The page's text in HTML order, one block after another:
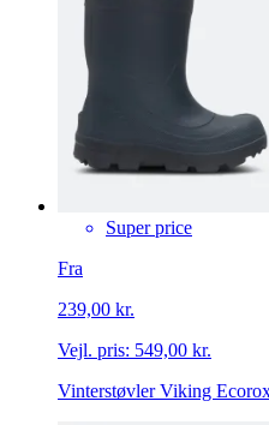
Super price
Fra
239,00 kr.
Vejl. pris: 549,00 kr.
Vinterstøvler Viking